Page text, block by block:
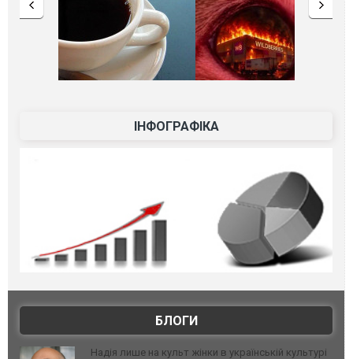
ІНФОГРАФІКА
БЛОГИ
Надія лише на культ жінки в українській культурі